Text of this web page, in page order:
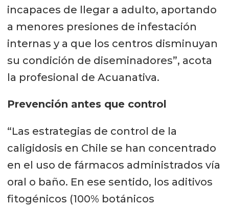
incapaces de llegar a adulto, aportando
a menores presiones de infestación
internas y a que los centros disminuyan
su condición de diseminadores”, acota
la profesional de Acuanativa.
Prevención antes que control
“Las estrategias de control de la
caligidosis en Chile se han concentrado
en el uso de fármacos administrados vía
oral o baño. En ese sentido, los aditivos
fitogénicos (100% botánicos